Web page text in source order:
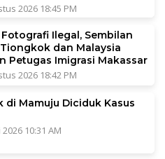
2026 18:45 PM
Fotografi Ilegal, Sembilan
dan Malaysia
Petugas Imigrasi Makassar
2026 18:42 PM
di Mamuju Diciduk Kasus
10:31 AM